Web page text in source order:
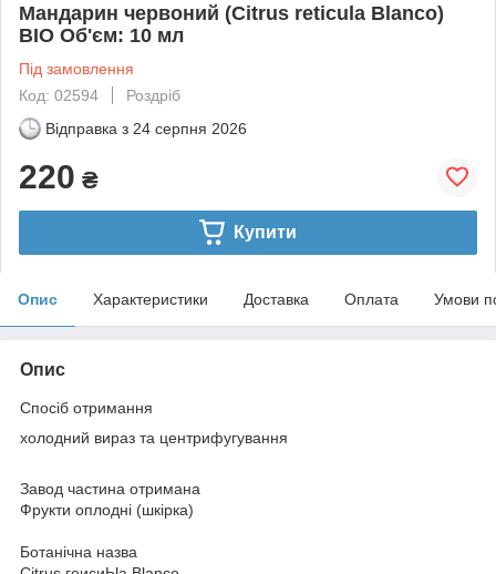
Мандарин червоний (Citrus reticula Blanco)
BIO Об'єм: 10 мл
Під замовлення
Код: 02594
Роздріб
Відправка з 24 серпня 2026
220 ₴
Купити
Опис Характеристики Доставка Оплата Умови
Опис
Спосіб отримання
холодний вираз та центрифугування
Завод частина отримана
Фрукти оплодні (шкірка)
Ботанічна назва